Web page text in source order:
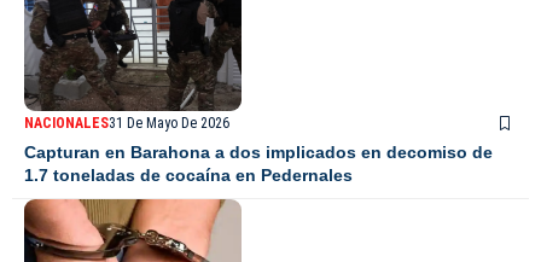
NACIONALES31 De Mayo De 2026
Capturan en Barahona a dos implicados en decomiso de
1.7 toneladas de cocaína en Pedernales